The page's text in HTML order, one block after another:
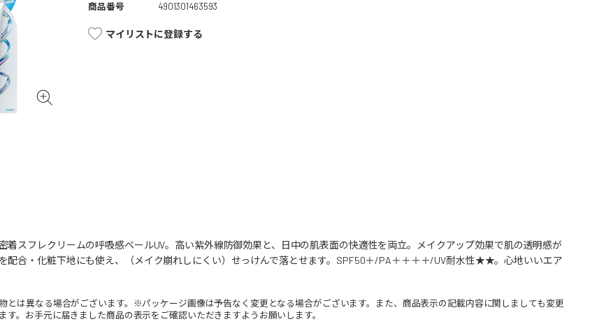
商品番号
4901301463593
マイリストに登録する
着スフレクリームの呼吸感ベールUV。高い紫外線防御効果と、日中の肌表面の快適性を両立。メイクアップ効果で肌の透明感が
配合・化粧下地にも使え、（メイク崩れしにくい）せっけんで落とせます。SPF50＋/PA＋＋＋＋/UV耐水性★★。心地いいエア
とは異なる場合がございます。※パッケージ画像は予告なく変更となる場合がございます。また、商品表示の記載内容に関しましても変更
す。お手元に届きました商品の表示をご確認いただきますようお願いします。